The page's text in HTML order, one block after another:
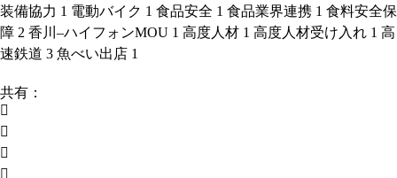
装備協力 1 電動バイク 1 食品安全 1 食品業界連携 1 食料安全保
障 2 香川–ハイフォンMOU 1 高度人材 1 高度人材受け入れ 1 高
速鉄道 3 魚べい出店 1
共有：